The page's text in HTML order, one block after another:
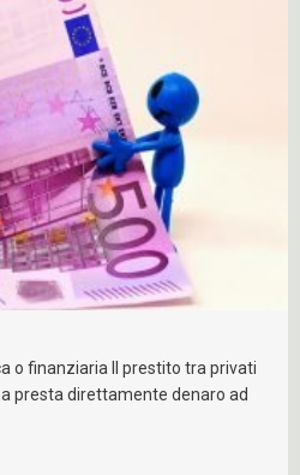
o finanziaria Il prestito tra privati
presta direttamente denaro ad